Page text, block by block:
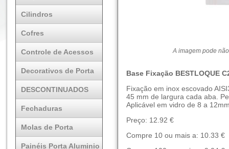
Cilindros
Cofres
Controle de Acessos
Decorativos de Porta
DESCONTINUADOS
Fechaduras
Molas de Porta
Painéis Porta Aluminio
A imagem pode
Base Fixação BESTLOQUE
Fixação em inox escovado
45 mm de largura cada aba.
Aplicável em vidro de 8 a
Preço: 12.92 €
Compre 10 ou mais a: 10.33 €